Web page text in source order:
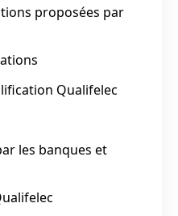
proposées par
Qualifelec
les banques et